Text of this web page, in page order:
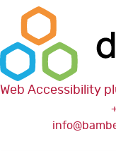
Web Accessibility